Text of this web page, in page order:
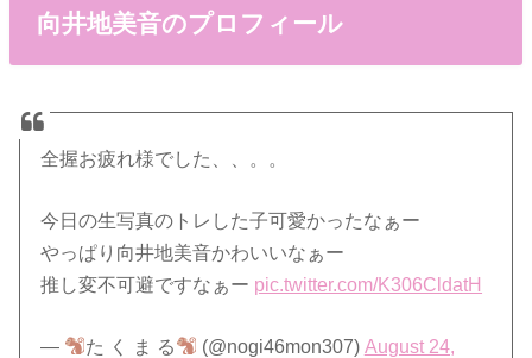
向井地美音のプロフィール
全握お疲れ様でした、、。。
今日の生写真のトレした子可愛かったなぁー
やっぱり向井地美音かわいいなぁー
推し変不可避ですなぁー pic.twitter.com/K306CldatH
— た く ま る (@nogi46mon307) August 24,